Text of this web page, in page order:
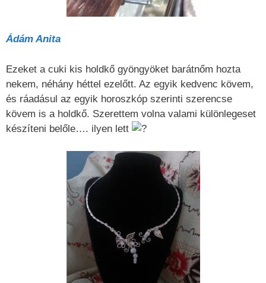
Ádám Anita
Ezeket a cuki kis holdkő gyöngyöket barátnőm hozta
nekem, néhány héttel ezelőtt. Az egyik kedvenc kövem,
és ráadásul az egyik horoszkóp szerinti szerencse
kövem is a holdkő. Szerettem volna valami különlegeset
készíteni belőle…. ilyen lett